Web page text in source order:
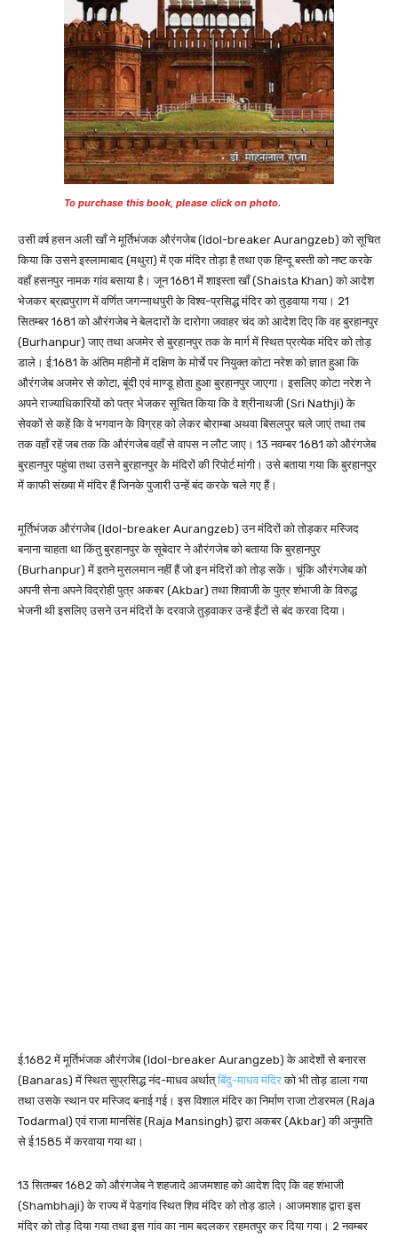
To purchase this book, please click on photo.
उसी वर्ष हसन अली खाँ ने मूर्तिभंजक औरंगजेब (Idol-breaker Aurangzeb) को सूचित
किया कि उसने इस्लामाबाद (मथुरा) में एक मंदिर तोड़ा है तथा एक हिन्दू बस्ती को नष्ट करके
वहाँ हसनपुर नामक गांव बसाया है। जून 1681 में शाइस्ता खाँ (Shaista Khan) को आदेश
भेजकर ब्रह्मपुराण में वर्णित जगन्नाथपुरी के विश्व-प्रसिद्ध मंदिर को तुड़वाया गया। 21
सितम्बर 1681 को औरंगजेब ने बेलदारों के दारोगा जवाहर चंद को आदेश दिए कि वह बुरहानपुर
(Burhanpur) जाए तथा अजमेर से बुरहानपुर तक के मार्ग में स्थित प्रत्येक मंदिर को तोड़
डाले। ई.1681 के अंतिम महीनों में दक्षिण के मोर्चे पर नियुक्त कोटा नरेश को ज्ञात हुआ कि
औरंगजेब अजमेर से कोटा, बूंदी एवं माण्डू होता हुआ बुरहानपुर जाएगा। इसलिए कोटा नरेश ने
अपने राज्याधिकारियों को पत्र भेजकर सूचित किया कि वे श्रीनाथजी (Sri Nathji) के
सेवकों से कहें कि वे भगवान के विग्रह को लेकर बोराम्बा अथवा बिसलपुर चले जाएं तथा तब
तक वहाँ रहें जब तक कि औरंगजेब वहाँ से वापस न लौट जाए। 13 नवम्बर 1681 को औरंगजेब
बुरहानपुर पहुंचा तथा उसने बुरहानपुर के मंदिरों की रिपोर्ट मांगी। उसे बताया गया कि बुरहानपुर
में काफी संख्या में मंदिर हैं जिनके पुजारी उन्हें बंद करके चले गए हैं।
मूर्तिभंजक औरंगजेब (Idol-breaker Aurangzeb) उन मंदिरों को तोड़कर मस्जिद
बनाना चाहता था किंतु बुरहानपुर के सूबेदार ने औरंगजेब को बताया कि बुरहानपुर
(Burhanpur) में इतने मुसलमान नहीं हैं जो इन मंदिरों को तोड़ सकें। चूंकि औरंगजेब को
अपनी सेना अपने विद्रोही पुत्र अकबर (Akbar) तथा शिवाजी के पुत्र शंभाजी के विरुद्ध
भेजनी थी इसलिए उसने उन मंदिरों के दरवाजे तुड़वाकर उन्हें ईंटों से बंद करवा दिया।
ई.1682 में मूर्तिभंजक औरंगजेब (Idol-breaker Aurangzeb) के आदेशों से बनारस
(Banaras) में स्थित सुप्रसिद्ध नंद-माधव अर्थात्बिंदु-माधव मंदिरको भी तोड़ डाला गया
तथा उसके स्थान पर मस्जिद बनाई गई। इस विशाल मंदिर का निर्माण राजा टोडरमल (Raja
Todarmal) एवं राजा मानसिंह (Raja Mansingh) द्वारा अकबर (Akbar) की अनुमति
से ई.1585 में करवाया गया था।
13 सितम्बर 1682 को औरंगजेब ने शहजादे आजमशाह को आदेश दिए कि वह शंभाजी
(Shambhaji) के राज्य में पेडगांव स्थित शिव मंदिर को तोड़ डाले। आजमशाह द्वारा इस
मंदिर को तोड़ दिया गया तथा इस गांव का नाम बदलकर रहमतपुर कर दिया गया। 2 नवम्बर